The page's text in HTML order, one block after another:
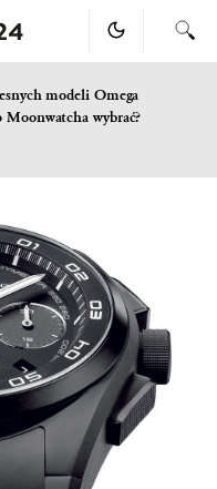
modeli Omega
Moonwatcha wybrać?